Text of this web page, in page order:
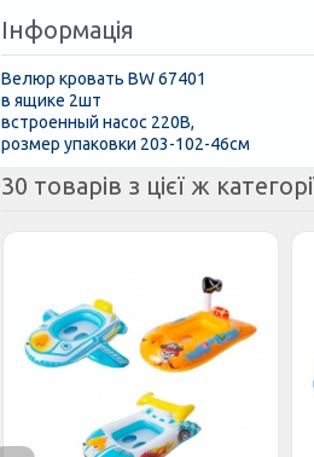
Інформація
Велюр кровать BW 67401
в ящике 2шт
встроенный насос 220В,
розмер упаковки 203-102-46см
30 товарів з цієї ж